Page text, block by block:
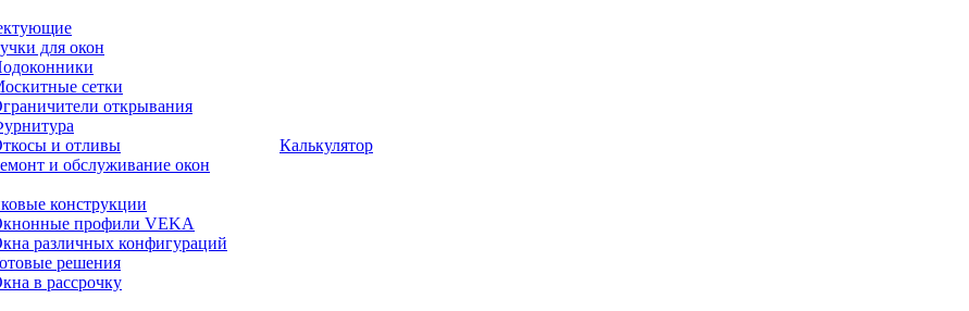
для окон
сетки
открывания
и отливы
и обслуживание окон
конструкции
профили VEKA
различных конфигураций
решения
в рассрочку
Калькулятор